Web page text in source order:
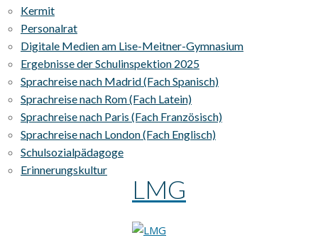
Kermit
Personalrat
Digitale Medien am Lise-Meitner-Gymnasium
Ergebnisse der Schulinspektion 2025
Sprachreise nach Madrid (Fach Spanisch)
Sprachreise nach Rom (Fach Latein)
Sprachreise nach Paris (Fach Französisch)
Sprachreise nach London (Fach Englisch)
Schulsozialpädagoge
Erinnerungskultur
LMG